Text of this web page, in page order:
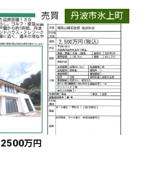
売買 丹波市氷上町
2500万円